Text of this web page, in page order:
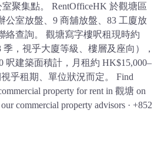
聚集點。 RentOfficeHK 於觀塘區
公室放盤、9 商舖放盤、83 工廈放
絡查詢。 觀塘寫字樓呎租現時約
季，視乎大廈等級、樓層及座向），
呎建築面積計，月租約 HK$15,000–
乎租期、單位狀況而定。
Find
property for rent in 觀塘 on
commercial property advisors · +852